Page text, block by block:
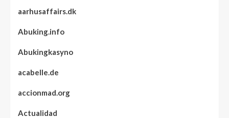
aarhusaffairs.dk
Abuking.info
Abukingkasyno
acabelle.de
accionmad.org
Actualidad